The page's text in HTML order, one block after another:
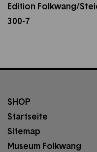
Edition Folkwang/
300-7
SHOP
Startseite
Sitemap
Museum Folkwang